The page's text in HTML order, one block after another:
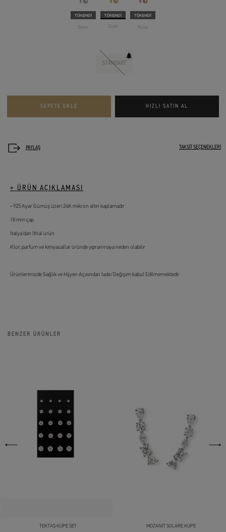
Silver Gold Rose
STANDART
TAKSİT SEÇENEKLERİ
+ ÜRÜN AÇIKLAMASI
925 Ayar Gümüş üzeri 24K mikron altın kaplamadır
18 mm çap
İtalya'dan İthal ürün
Klor, parfüm ve kimyasallar üründe yıpranmaya neden olabilir
Ürünlerimizde Sağlık ve Hijyen Açısından İade/Değişim kabul Edilmemektedir
BENZER ÜRÜNLER
TEKTAŞ KÜPE SET MOZANİT SOLARE KÜPE